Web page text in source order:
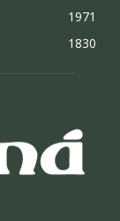
1971
1830